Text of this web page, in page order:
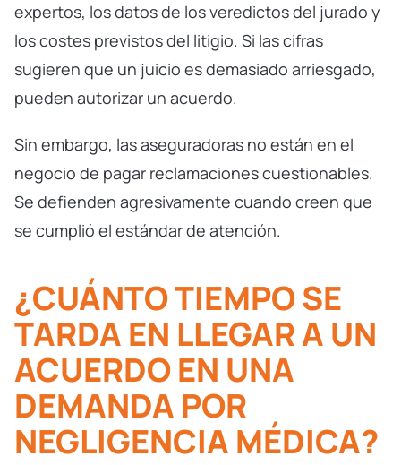
expertos, los datos de los veredictos del jurado y
los costes previstos del litigio. Si las cifras
sugieren que un juicio es demasiado arriesgado,
pueden autorizar un acuerdo.
Sin embargo, las aseguradoras no están en el
negocio de pagar reclamaciones cuestionables.
Se defienden agresivamente cuando creen que
se cumplió el estándar de atención.
¿CUÁNTO TIEMPO SE
TARDA EN LLEGAR A UN
ACUERDO EN UNA
DEMANDA POR
NEGLIGENCIA MÉDICA?